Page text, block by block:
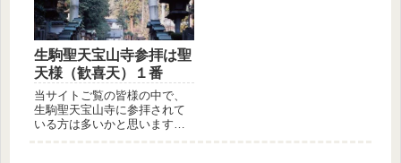
生駒聖天宝山寺参拝は聖
天様（歓喜天）１番
当サイトご覧の皆様の中で、
生駒聖天宝山寺に参拝されて
いる方は多いかと思います